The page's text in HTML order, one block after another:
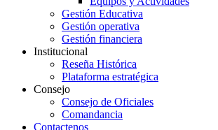
Gestión Educativa
Gestión operativa
Gestión financiera
Institucional
Reseña Histórica
Plataforma estratégica
Consejo
Consejo de Oficiales
Comandancia
Contactenos